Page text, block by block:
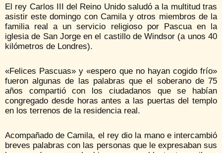
El rey Carlos III del Reino Unido saludó a la multitud tras
asistir este domingo con Camila y otros miembros de la
familia real a un servicio religioso por Pascua en la
iglesia de San Jorge en el castillo de Windsor (a unos 40
kilómetros de Londres).
«Felices Pascuas» y «espero que no hayan cogido frío»
fueron algunas de las palabras que el soberano de 75
años compartió con los ciudadanos que se habían
congregado desde horas antes a las puertas del templo
en los terrenos de la residencia real.
Acompañado de Camila, el rey dio la mano e intercambió
breves palabras con las personas que le expresaban sus